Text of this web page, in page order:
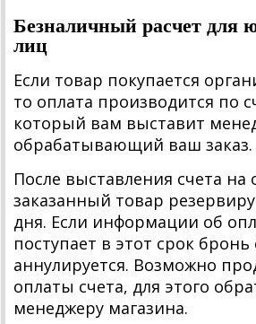
Безналичный расчет для
лиц
Если товар покупается
то оплата производится по
который вам выставит
обрабатывающий ваш заказ.
После выставления счета на
заказанный товар
дня. Если информации об
поступает в этот срок бронь
аннулируется. Возможно
оплаты счета, для этого
менеджеру магазина.